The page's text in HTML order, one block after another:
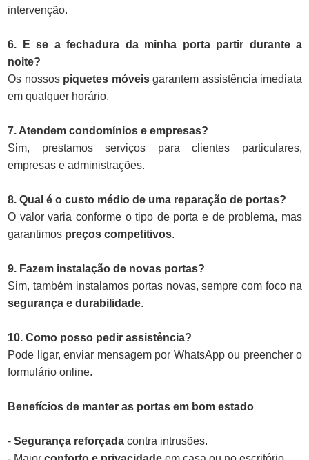
intervenção.
6. E se a fechadura da minha porta partir durante a
noite?
Os nossos piquetes móveisgarantem assistência imediata
em qualquer horário.
7. Atendem condomínios e empresas?
Sim, prestamos serviços para clientes particulares,
empresas e administrações.
8. Qual é o custo médio de uma reparação de portas?
O valor varia conforme o tipo de porta e de problema, mas
garantimos preços competitivos.
9. Fazem instalação de novas portas?
Sim, também instalamos portas novas, sempre com foco na
segurança e durabilidade.
10. Como posso pedir assistência?
Pode ligar, enviar mensagem por WhatsApp ou preencher o
formulário online.
Benefícios de manter as portas em bom estado
- Segurança reforçada contra intrusões.